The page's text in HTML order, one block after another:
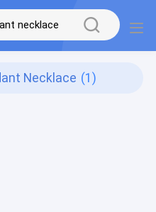
Necklace (1)